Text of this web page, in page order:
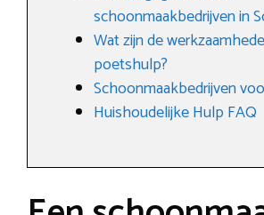
schoonmaakbedrijven in
Wat zijn de
poetshulp?
Schoonmaakbedrijven
Huishoudelijke Hulp FAQ